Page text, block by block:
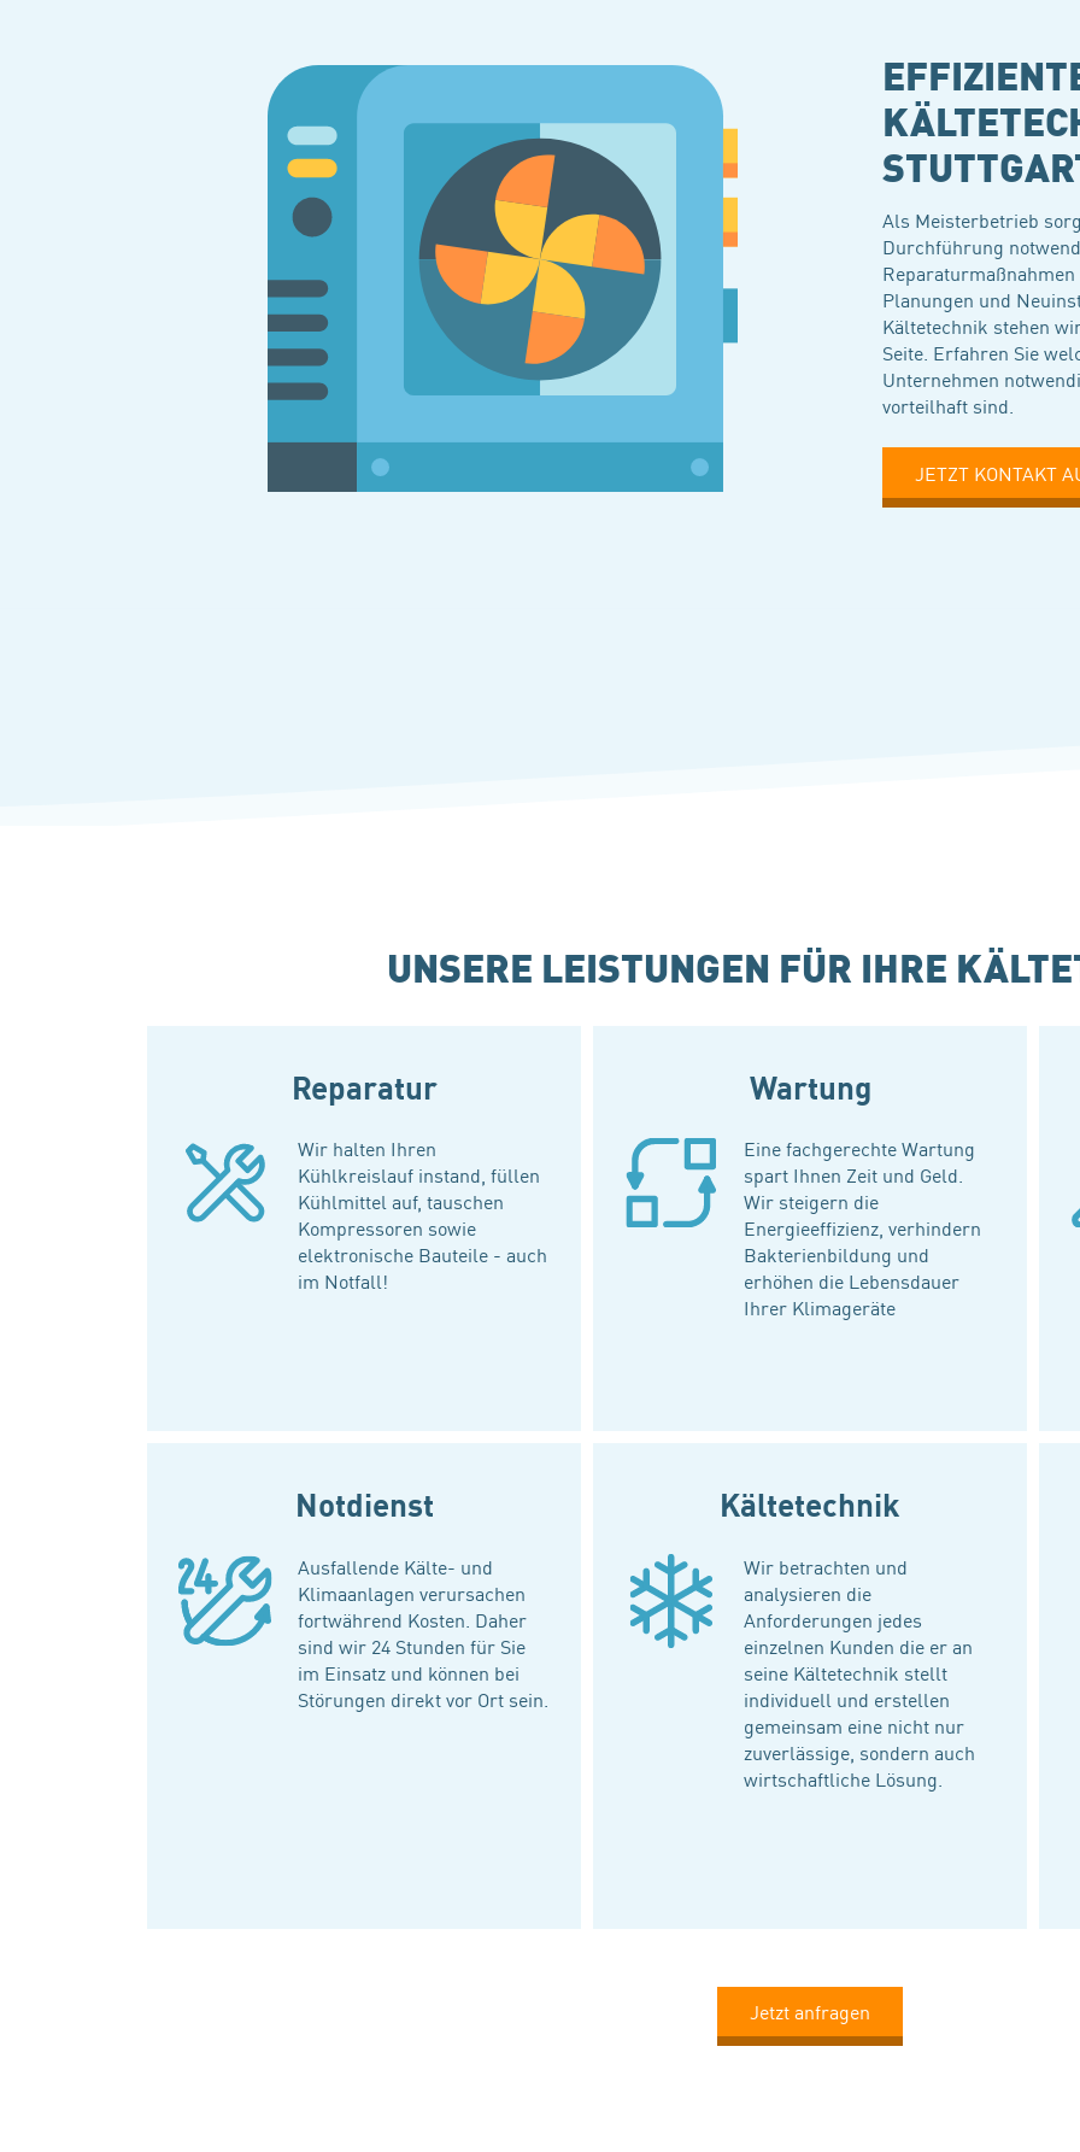
Als Meisterbetrieb
Durchführung
Planungen und
Kältetechnik stehen
Seite. Erfahren Sie
Unternehmen
vorteilhaft sind.
JETZT KONTAKT
UNSERE LEISTUNGEN FÜR IHRE
Reparatur
Wir halten Ihren
Kühlkreislauf instand, füllen
Kühlmittel auf, tauschen
Kompressoren sowie
elektronische Bauteile - auch
im Notfall!
Wartung
Eine fachgerechte Wartung
spart Ihnen Zeit und Geld.
Wir steigern die
Energieeffizienz, verhindern
Bakterienbildung und
erhöhen die Lebensdauer
Ihrer Klimageräte
Notdienst
Ausfallende Kälte- und
Klimaanlagen verursachen
fortwährend Kosten. Daher
sind wir 24 Stunden für Sie
im Einsatz und können bei
Störungen direkt vor Ort sein.
Kältetechnik
Wir betrachten und
analysieren die
Anforderungen jedes
einzelnen Kunden die er an
seine Kältetechnik stellt
individuell und erstellen
gemeinsam eine nicht nur
zuverlässige, sondern auch
wirtschaftliche Lösung.
Jetzt anfragen